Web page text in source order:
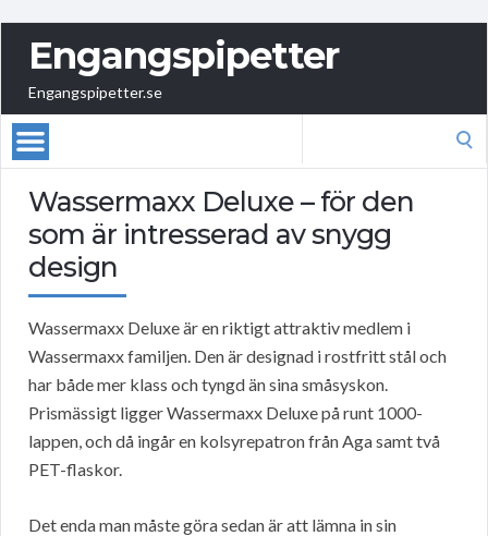
Engangspipetter
Engangspipetter.se
Wassermaxx Deluxe – för den
som är intresserad av snygg
design
Wassermaxx Deluxe är en riktigt attraktiv medlem i
Wassermaxx familjen. Den är designad i rostfritt stål och
har både mer klass och tyngd än sina småsyskon.
Prismässigt ligger Wassermaxx Deluxe på runt 1000-
lappen, och då ingår en kolsyrepatron från Aga samt två
PET-flaskor.
Det enda man måste göra sedan är att lämna in sin